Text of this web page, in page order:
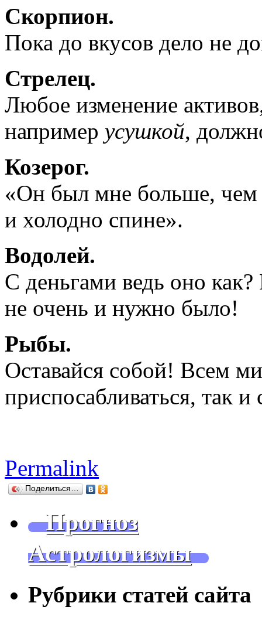
Скорпион.
Пока до вкусов дело не
Стрелец.
Любое изменение
например усушкой,
Козерог.
«Он был мне больше, чем
и холодно спине».
Водолей.
С деньгами ведь оно
не очень и нужно было!
Рыбы.
Оставайся собой! Всем
приспосабливаться, так
Permalink
Поделиться…
Прогноз
Астрологизмы
Рубрики статей сайта